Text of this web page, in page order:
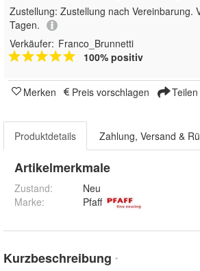
Zustellung: Zustellung nach Vereinbarung.
Tagen.
Verkäufer: Franco_Brunnetti
100% positiv
Merken Preis vorschlagen Teilen
Produktdetails Zahlung, Versand &
Artikelmerkmale
Zustand:
Neu
Marke:
Pfaff
Kurzbeschreibung *